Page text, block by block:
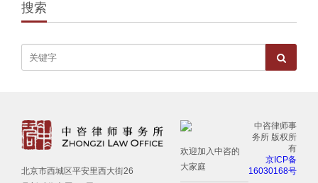
搜索
北京市西城区平安里西大街26
欢迎加入中咨的
大家庭
中咨律师事
务所 版权所
有
京ICP备
16030168号